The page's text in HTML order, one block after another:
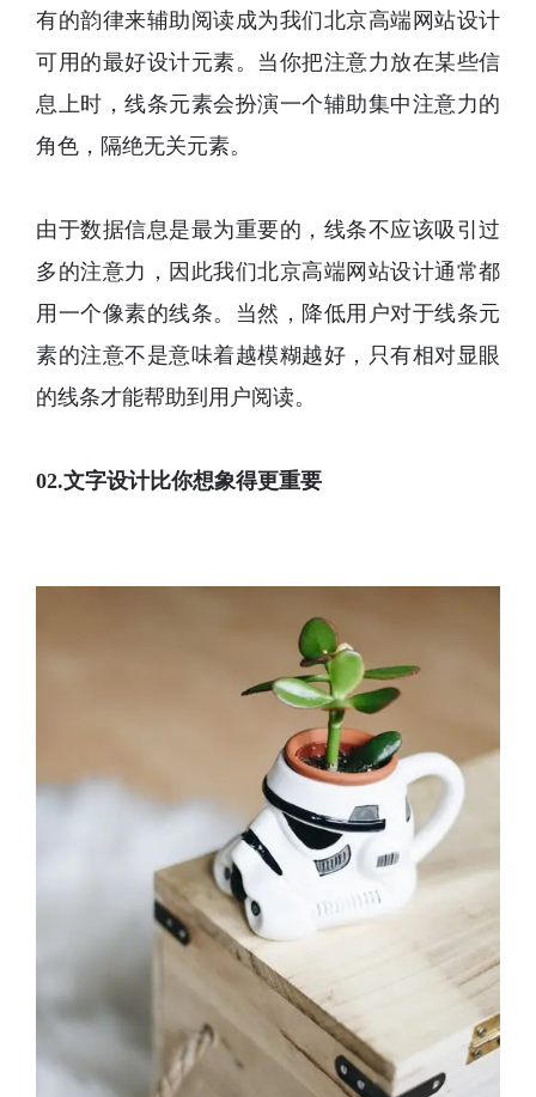
有的韵律来辅助阅读成为我们北京高端网站设计
可用的最好设计元素。当你把注意力放在某些信
息上时，线条元素会扮演一个辅助集中注意力的
角色，隔绝无关元素。
由于数据信息是最为重要的，线条不应该吸引过
多的注意力，因此我们北京高端网站设计通常都
用一个像素的线条。当然，降低用户对于线条元
素的注意不是意味着越模糊越好，只有相对显眼
的线条才能帮助到用户阅读。
02.文字设计比你想象得更重要